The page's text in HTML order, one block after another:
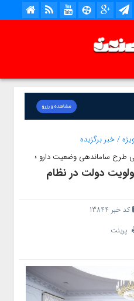
/خبر برگزیده
طرح ساماندهی وضعیت دارو ؛
دولت در نظام
کد خبر 13844
پرینت